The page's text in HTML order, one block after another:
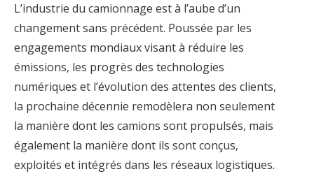
L’industrie du camionnage est à l’aube d’un
changement sans précédent. Poussée par les
engagements mondiaux visant à réduire les
émissions, les progrès des technologies
numériques et l’évolution des attentes des clients,
la prochaine décennie remodèlera non seulement
la manière dont les camions sont propulsés, mais
également la manière dont ils sont conçus,
exploités et intégrés dans les réseaux logistiques.